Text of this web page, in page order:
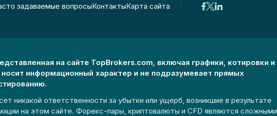
задаваемые вопросыКонтактыКарта сайта
на сайте TopBrokers.com, включая графики, котировки и
носит информационный характер и не подразумевает прямых
никакой ответственности за убытки или ущерб, возникшие в результате
на этом сайте. Форекс-пары, криптовалюты и CFD являются сложными